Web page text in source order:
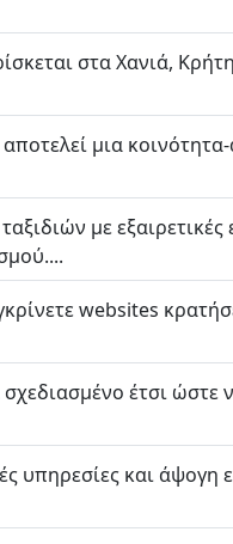
στα Χανιά,
μια
με εξαιρετικές
websites
έτσι ώστε
υπηρεσίες και άψογη